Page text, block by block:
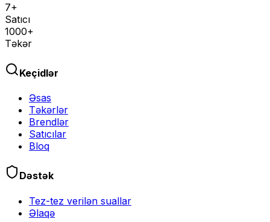
7+
Satıcı
1000+
Təkər
Keçidlər
Əsas
Təkərlər
Brendlər
Satıcılar
Bloq
Dəstək
Tez-tez verilən suallar
Əlaqə